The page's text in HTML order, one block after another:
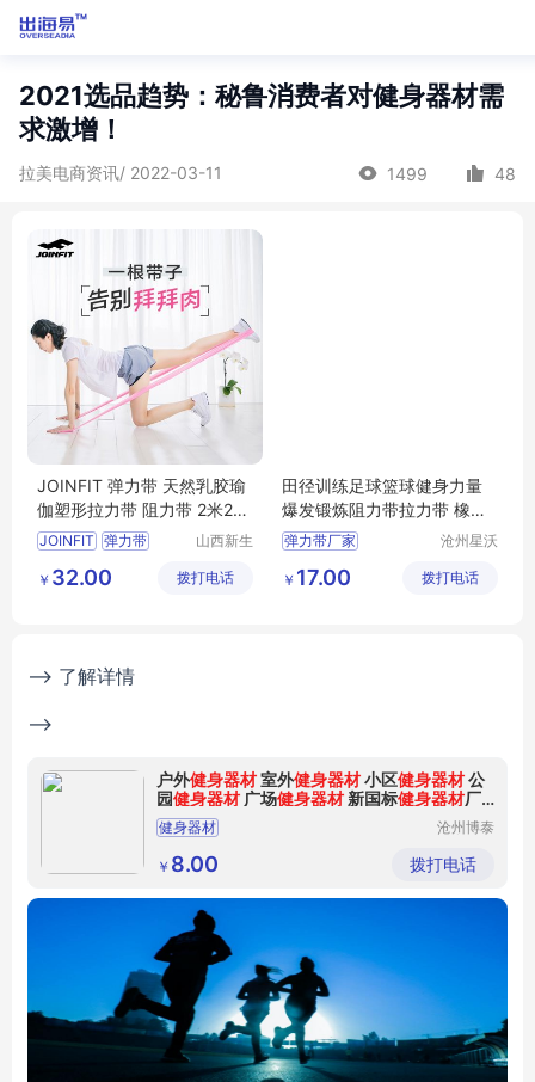
2021选品趋势：秘鲁消费者对健身器材需
求激增！
拉美电商资讯/ 2022-03-11 1499 48
JOINFIT 弹力带 天然乳胶瑜
伽塑形拉力带 阻力带 2米20
磅蓝色
JOINFIT 弹力带
阻力带
山西新生
材有限公
￥ 32.00 拨打电话
田径训练足球篮球健身力量
爆发锻炼阻力带拉力带 橡皮
橡胶带弹力带
弹力带厂家
弹力带厂家批发
沧州星沃
有限公司
￥ 17.00 拨打电话
--> 了解详情
-->
户外健身器材室外健身器材小区健身器材公
园健身器材 广场健身器材 新国标健身器材厂
家
健身器材
沧州博泰
有限公司
￥ 8.00 拨打电话